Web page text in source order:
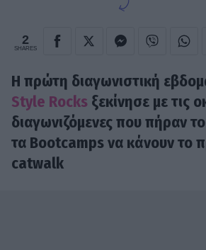
2
SHARES
Η πρώτη διαγωνιστική
Style Rocks ξεκίνησε με τις
διαγωνιζόμενες που πήραν
τα Bootcamps να κάνουν το
catwalk